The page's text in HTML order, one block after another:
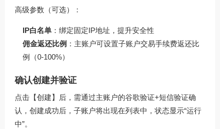
高级参数（可选）：
IP白名单 ：绑定固定IP地址，提升安全性
佣金返还比例 ：主账户可设置子账户交易手续费返还比
例（0-100%）
确认创建并验证
点击【创建】后，需通过主账户的谷歌验证+短信验证确
认，创建成功后，子账户将出现在列表中，状态显示“运行
中”。